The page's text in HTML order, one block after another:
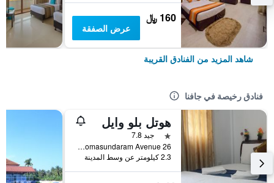
160 ﷼
عرض الصفقة
شاهد المزيد من الفنادق القريبة
فنادق رخيصة في جافنا
هوتل بلو وايل
نجمة واحدة
جيد 7.8
26 Somasundaram Avenue, جافنا, سريلانكا
2.3 كيلومتر عن وسط المدينة